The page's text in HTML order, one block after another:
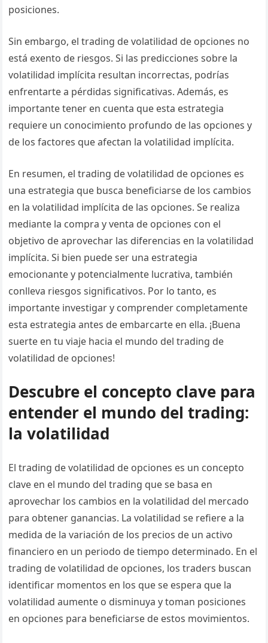
posiciones.
Sin embargo, el trading de volatilidad de opciones no
está exento de riesgos. Si las predicciones sobre la
volatilidad implícita resultan incorrectas, podrías
enfrentarte a pérdidas significativas. Además, es
importante tener en cuenta que esta estrategia
requiere un conocimiento profundo de las opciones y
de los factores que afectan la volatilidad implícita.
En resumen, el trading de volatilidad de opciones es
una estrategia que busca beneficiarse de los cambios
en la volatilidad implícita de las opciones. Se realiza
mediante la compra y venta de opciones con el
objetivo de aprovechar las diferencias en la volatilidad
implícita. Si bien puede ser una estrategia
emocionante y potencialmente lucrativa, también
conlleva riesgos significativos. Por lo tanto, es
importante investigar y comprender completamente
esta estrategia antes de embarcarte en ella. ¡Buena
suerte en tu viaje hacia el mundo del trading de
volatilidad de opciones!
Descubre el concepto clave para
entender el mundo del trading:
la volatilidad
El trading de volatilidad de opciones es un concepto
clave en el mundo del trading que se basa en
aprovechar los cambios en la volatilidad del mercado
para obtener ganancias. La volatilidad se refiere a la
medida de la variación de los precios de un activo
financiero en un periodo de tiempo determinado. En el
trading de volatilidad de opciones, los traders buscan
identificar momentos en los que se espera que la
volatilidad aumente o disminuya y toman posiciones
en opciones para beneficiarse de estos movimientos.